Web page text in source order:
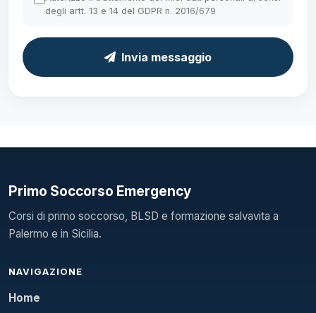
degli artt. 13 e 14 del GDPR n. 2016/679
Invia messaggio
Primo Soccorso Emergency
Corsi di primo soccorso, BLSD e formazione salvavita a
Palermo e in Sicilia.
NAVIGAZIONE
Home